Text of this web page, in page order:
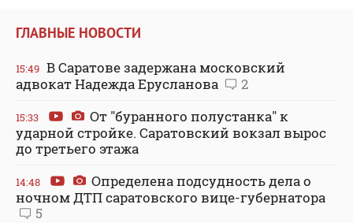
ГЛАВНЫЕ НОВОСТИ
15:49 В Саратове задержана московский
адвокат Надежда Ерусланова
2
15:33
От "буранного полустанка" к
ударной стройке. Саратовский вокзал вырос
до третьего этажа
14:48
Определена подсудность дела о
ночном ДТП саратовского вице-губернатора
5